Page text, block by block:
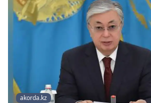
akorda.kz